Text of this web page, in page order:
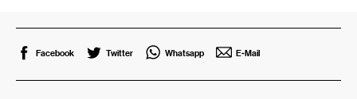
Facebook Twitter Whatsapp E-Mail